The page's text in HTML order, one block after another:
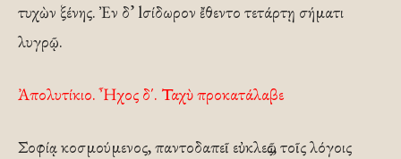
τυχὼν ξένης. Ἐν δ’ lσίδωρον ἔθεντο τετάρτῃ σήματι
λυγρῷ.
Ἀπολυτίκιο. Ἦχος δ΄. Ταχὺ προκατάλαβε
Σοφίᾳ κοσμούμενος, παντοδαπεῖ εὐκλεῶς, τοῖς λόγοις